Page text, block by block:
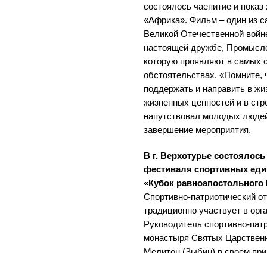
состоялось чаепитие и
«Африка». Фильм – один из
Великой Отечественной
настоящей дружбе,
которую проявляют в самых
обстоятельствах. «Помните,
поддержать и направить в
жизненных ценностей и в
напутствовал молодых
завершение мероприятия.
В г. Верхотурье
фестиваля спортивных
«Кубок
Спортивно-патриотический
традиционно участвует в
Руководитель спортивно-
монастыря Святых